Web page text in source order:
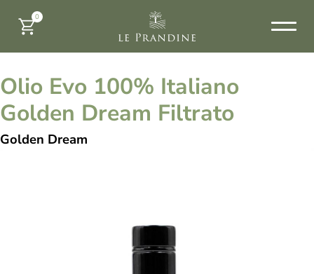
0
Olio Evo 100% Italiano
Golden Dream Filtrato
Golden Dream